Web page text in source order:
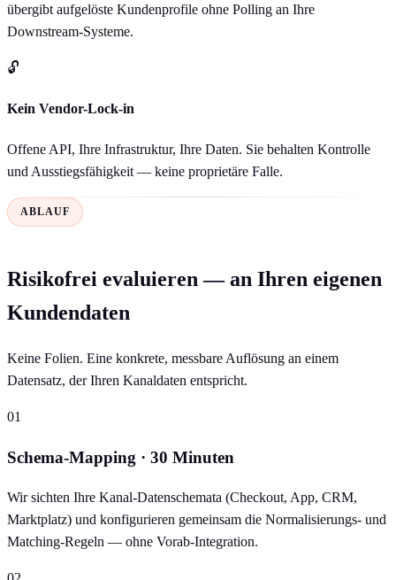
übergibt aufgelöste Kundenprofile ohne Polling an Ihre
Downstream-Systeme.
🔓
Kein Vendor-Lock-in
Offene API, Ihre Infrastruktur, Ihre Daten. Sie behalten Kontrolle
und Ausstiegsfähigkeit — keine proprietäre Falle.
ABLAUF
Risikofrei evaluieren — an Ihren eigenen
Kundendaten
Keine Folien. Eine konkrete, messbare Auflösung an einem
Datensatz, der Ihren Kanaldaten entspricht.
01
Schema-Mapping · 30 Minuten
Wir sichten Ihre Kanal-Datenschemata (Checkout, App, CRM,
Marktplatz) und konfigurieren gemeinsam die Normalisierungs- und
Matching-Regeln — ohne Vorab-Integration.